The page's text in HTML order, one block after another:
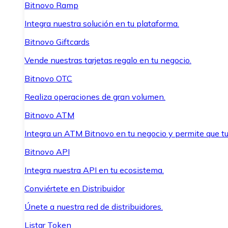
Bitnovo Ramp
Integra nuestra solución en tu plataforma.
Bitnovo Giftcards
Vende nuestras tarjetas regalo en tu negocio.
Bitnovo OTC
Realiza operaciones de gran volumen.
Bitnovo ATM
Integra un ATM Bitnovo en tu negocio y permite que
Bitnovo API
Integra nuestra API en tu ecosistema.
Conviértete en Distribuidor
Únete a nuestra red de distribuidores.
Listar Token